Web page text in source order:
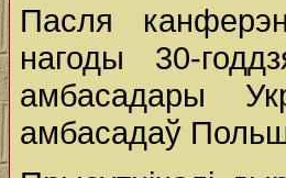
Пасля
нагоды 30-
амбасадары
амбасадаў